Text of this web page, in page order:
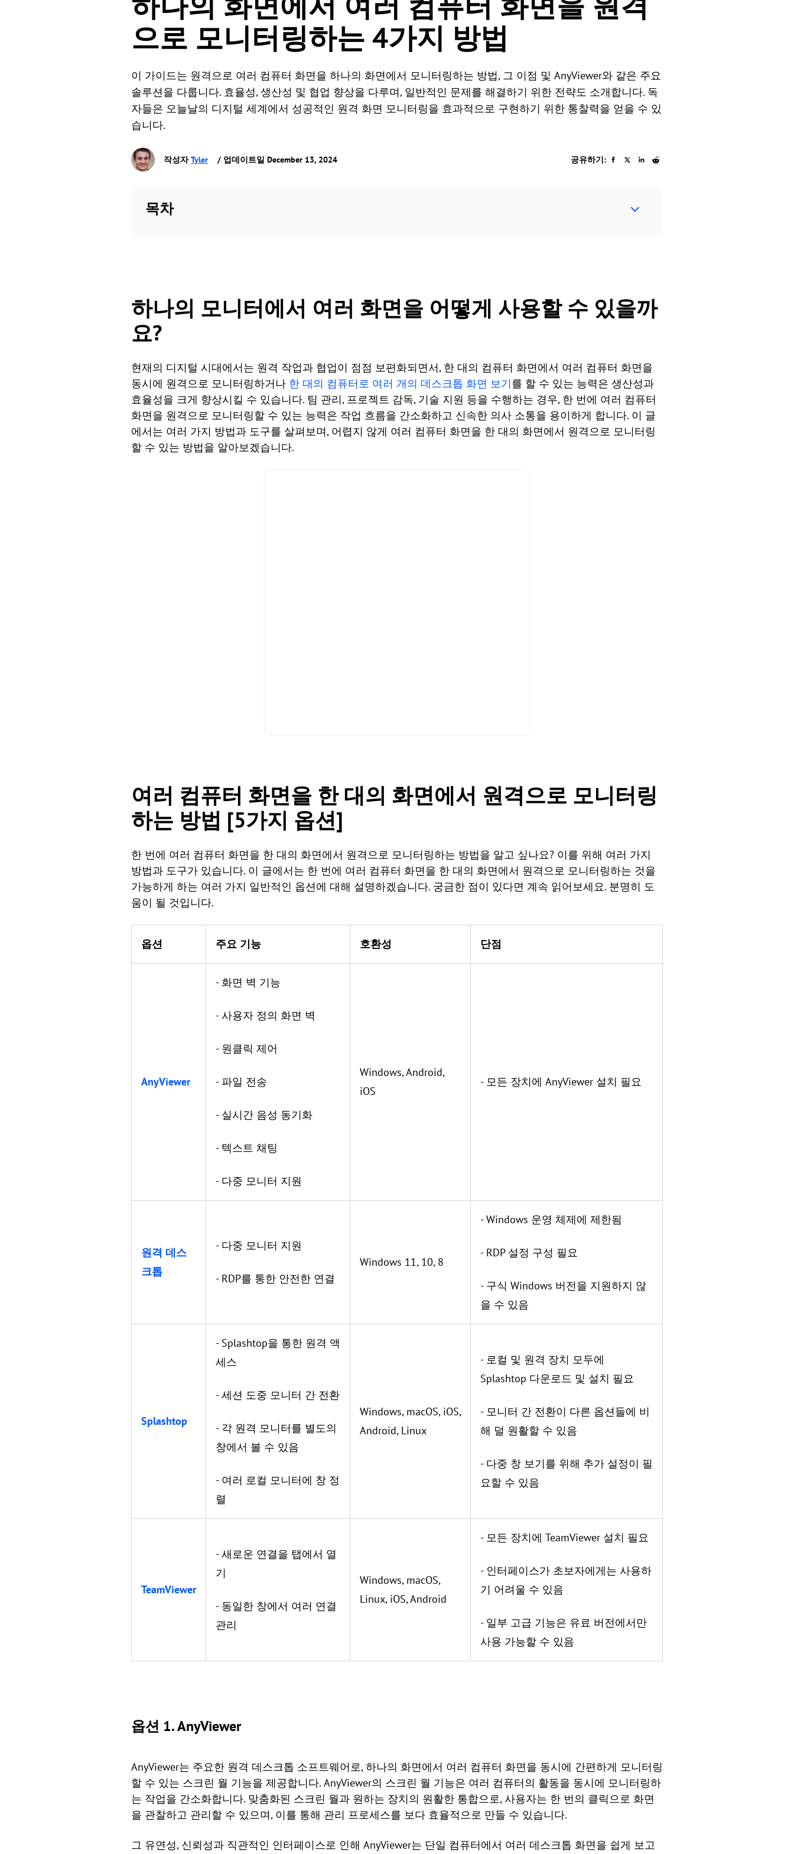
으로 모니터링하는 4가지 방법
이 가이드는 원격으로 여러 컴퓨터 화면을 하나의 화면에서 모니터링하는 방법, 그 이점 및 AnyViewer와 같은 주요
솔루션을 다룹니다. 효율성, 생산성 및 협업 향상을 다루며, 일반적인 문제를 해결하기 위한 전략도 소개합니다. 독
자들은 오늘날의 디지털 세계에서 성공적인 원격 화면 모니터링을 효과적으로 구현하기 위한 통찰력을 얻을 수 있
습니다.
작성자Tyler / 업데이트일 December 13, 2024 공유하기:
목차
하나의 모니터에서 여러 화면을 어떻게 사용할 수 있을까
요?
현재의 디지털 시대에서는 원격 작업과 협업이 점점 보편화되면서, 한 대의 컴퓨터 화면에서 여러 컴퓨터 화면을
동시에 원격으로 모니터링하거나 한 대의 컴퓨터로 여러 개의 데스크톱 화면 보기를 할 수 있는 능력은 생산성과
효율성을 크게 향상시킬 수 있습니다. 팀 관리, 프로젝트 감독, 기술 지원 등을 수행하는 경우, 한 번에 여러 컴퓨터
화면을 원격으로 모니터링할 수 있는 능력은 작업 흐름을 간소화하고 신속한 의사 소통을 용이하게 합니다. 이 글
에서는 여러 가지 방법과 도구를 살펴보며, 어렵지 않게 여러 컴퓨터 화면을 한 대의 화면에서 원격으로 모니터링
할 수 있는 방법을 알아보겠습니다.
여러 컴퓨터 화면을 한 대의 화면에서 원격으로 모니터링
하는 방법 [5가지 옵션]
한 번에 여러 컴퓨터 화면을 한 대의 화면에서 원격으로 모니터링하는 방법을 알고 싶나요? 이를 위해 여러 가지
방법과 도구가 있습니다. 이 글에서는 한 번에 여러 컴퓨터 화면을 한 대의 화면에서 원격으로 모니터링하는 것을
가능하게 하는 여러 가지 일반적인 옵션에 대해 설명하겠습니다. 궁금한 점이 있다면 계속 읽어보세요. 분명히 도
움이 될 것입니다.
옵션 주요 기능 호환성 단점
AnyViewer
- 화면 벽 기능
- 사용자 정의 화면 벽
- 원클릭 제어
- 파일 전송
- 실시간 음성 동기화
- 텍스트 채팅
- 다중 모니터 지원
Windows, Android,
iOS
- 모든 장치에 AnyViewer 설치 필요
원격 데스
크톱
- 다중 모니터 지원
- RDP를 통한 안전한 연결
Windows 11, 10, 8
- Windows 운영 체제에 제한됨
- RDP 설정 구성 필요
- 구식 Windows 버전을 지원하지 않
을 수 있음
Splashtop
- Splashtop을 통한 원격 액
세스
- 세션 도중 모니터 간 전환
- 각 원격 모니터를 별도의
창에서 볼 수 있음
- 여러 로컬 모니터에 창 정
렬
Windows, macOS, iOS,
Android, Linux
- 로컬 및 원격 장치 모두에
Splashtop 다운로드 및 설치 필요
- 모니터 간 전환이 다른 옵션들에 비
해 덜 원활할 수 있음
- 다중 창 보기를 위해 추가 설정이 필
요할 수 있음
TeamViewer
- 새로운 연결을 탭에서 열
기
- 동일한 창에서 여러 연결
관리
Windows, macOS,
Linux, iOS, Android
- 모든 장치에 TeamViewer 설치 필요
- 인터페이스가 초보자에게는 사용하
기 어려울 수 있음
- 일부 고급 기능은 유료 버전에서만
사용 가능할 수 있음
옵션 1. AnyViewer
AnyViewer는 주요한 원격 데스크톱 소프트웨어로, 하나의 화면에서 여러 컴퓨터 화면을 동시에 간편하게 모니터링
할 수 있는 스크린 월 기능을 제공합니다. AnyViewer의 스크린 월 기능은 여러 컴퓨터의 활동을 동시에 모니터링하
는 작업을 간소화합니다. 맞춤화된 스크린 월과 원하는 장치의 원활한 통합으로, 사용자는 한 번의 클릭으로 화면
을 관찰하고 관리할 수 있으며, 이를 통해 관리 프로세스를 보다 효율적으로 만들 수 있습니다.
그 유연성, 신뢰성과 직관적인 인터페이스로 인해 AnyViewer는 단일 컴퓨터에서 여러 데스크톱 화면을 쉽게 보고